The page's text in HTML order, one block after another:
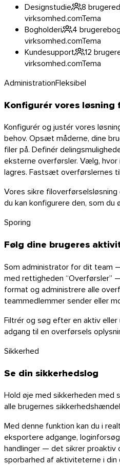
Designstudie
8 brugere
virksomhed.comTema
Bogholderi
4 brugere
virksomhed.comTema
Kundesupport
12
virksomhed.comTema
AdministrationFleksibel
Konfigurér vores løsning
Konfigurér og justér vores
behov. Opsæt måderne, dine
filer på. Definér
eksterne overførsler. Vælg,
lagres. Fastsæt overførslernes
Vores sikre
du kan konfigurere den, som du
Sporing
Følg dine brugeres
Som administrator for dit team
med rettigheden “Overførsler”
format og administrere alle
teammedlemmer sender eller
Filtrér og søg efter en aktiv
adgang til en overførsels
Sikkerhed
Se din sikkerhedslog
Hold øje med sikkerheden med
alle brugernes
Med denne funktion kan du i
eksportere adgange,
handlinger — det sikrer proaktiv
sporbarhed af aktiviteterne i din